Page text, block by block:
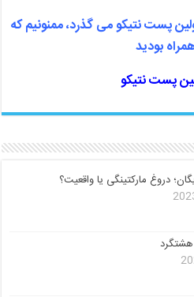
اولین پست نتیکو می گذرد، ممنونیم که
بودید
پست نتیکو
دروغ مارکتینگی یا واقعیت؟